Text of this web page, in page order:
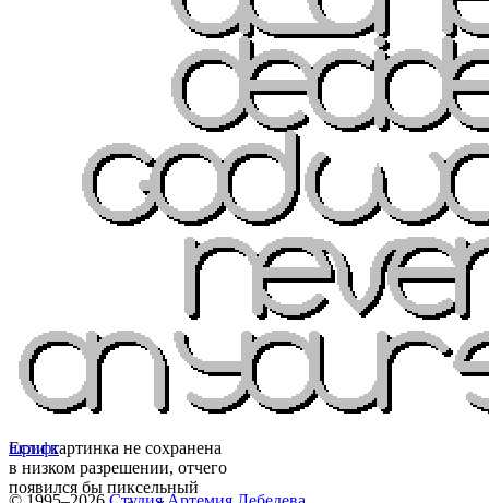
Если картинка не сохранена
в низком разрешении, отчего
появился бы пиксельный
шрифт